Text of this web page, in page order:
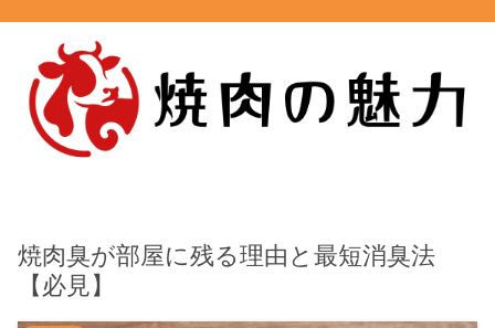
焼肉臭が部屋に残る理由と最短消臭法
【必見】